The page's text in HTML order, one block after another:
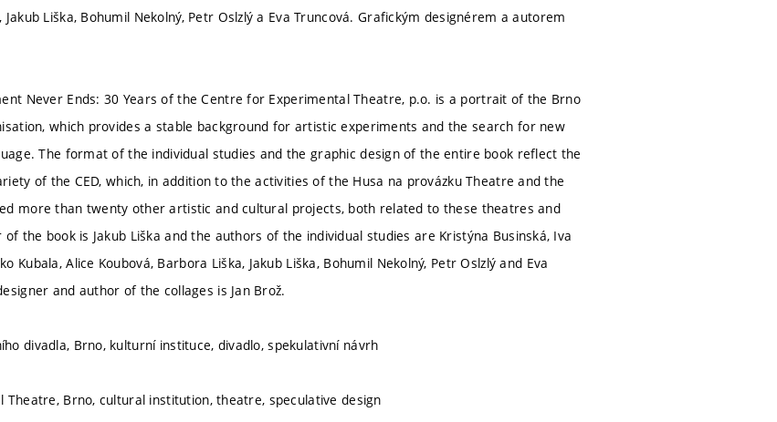
Jakub Liška, Bohumil Nekolný, Petr Oslzlý a Eva Truncová. Grafickým designérem a autorem
Never Ends: 30 Years of the Centre for Experimental Theatre, p.o. is a portrait of the Brno
which provides a stable background for artistic experiments and the search for new
The format of the individual studies and the graphic design of the entire book reflect the
of the CED, which, in addition to the activities of the Husa na provázku Theatre and the
more than twenty other artistic and cultural projects, both related to these theatres and
the book is Jakub Liška and the authors of the individual studies are Kristýna Businská, Iva
Kubala, Alice Koubová, Barbora Liška, Jakub Liška, Bohumil Nekolný, Petr Oslzlý and Eva
and author of the collages is Jan Brož.
divadla, Brno, kulturní instituce, divadlo, spekulativní návrh
Theatre, Brno, cultural institution, theatre, speculative design